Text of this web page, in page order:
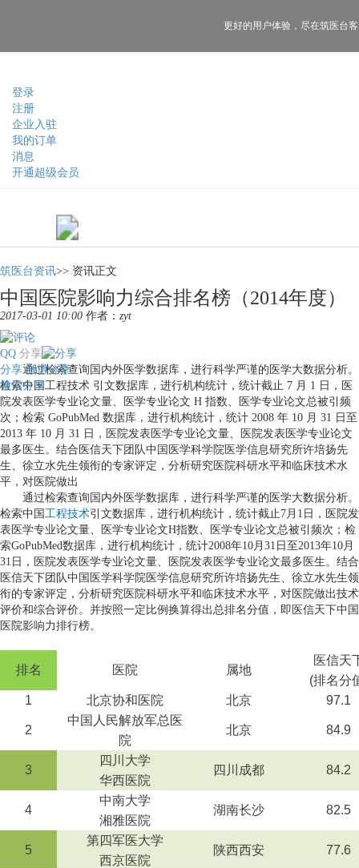
登录
注册
企业入驻
我的订单
消息
开通超级会员
更好的用户体验， 尽在筑医台
筑医台资讯>> 资讯正文
中国医院影响力综合排名榜（2014年度）
2017-03-01 10:00 作者： zyt
分享
QQ
分享 微博分享
微信分享
通过检索查询国内外医学数据库，进行科学严谨的医学大数据分析。
检索中国工程技术 引文数据库，进行机构统计，统计截止 7 月 1 日，医
院发表医学专业论文量、医学专业论文 H 指数、医学专业论文总被引频
次；检索 GoPubMed 数据库，进行机构统计，统计 2008 年 10 月 31 日至
2013 年 10 月 31 日，医院发表医学专业论文量、医院发表医学专业论文
最多医生。结合医信天下团队中国医学科学院医学信息研究所许培扬先
生、徐立水先生领衔的专家评定，分析研究医院科研水平和临床技术水
平，对医院做出
通过检索查询国内外医学数据库，进行科学严谨的医学大数据分析。
检索中国 工程技术引文数据库，进行机构统计，统计截止7月 1 日，医院发
表医学专业论文量、医学专业论文H指数、医学专业论文总被引频次；检
索GoPubMed数据库，进行机构统计，统计2008年10月 31 日至2013年10月
31 日，医院发表医学专业论文量、医院发表医学专业论文最多医生。结合
医信天下团队中国医学科学院医学信息研究所许培扬先生、徐立水先生领
衔的专家评定，分析研究医院科研水平和临床技术水平，对医院做出技术
评价和综合评价。并按照一定比例换算得出总排名分值，即医信天下中国
医院影响力排行榜。
排名 医院 属地
医信天
(排名分
1
北京协和医院 北京 97.1
2
中国人民解放军总医
院
北京 84.9
3
四川大学
华西医院
四川成都 84.2
4
中南大学
湘雅医院
湖南长沙 82.5
5
第四军医大学
西京医院
陕西西安 77.6